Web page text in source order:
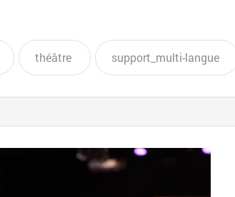
théâtre support_multi-langue